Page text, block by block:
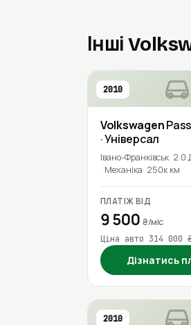
Інші
2010
Volkswagen
· Універсал
Івано-Франківськ 2.0
Механіка 250к км
ПЛАТІЖ ВІД
9 500₴/міс
Ціна авто 314 000
Дізнатись
2010